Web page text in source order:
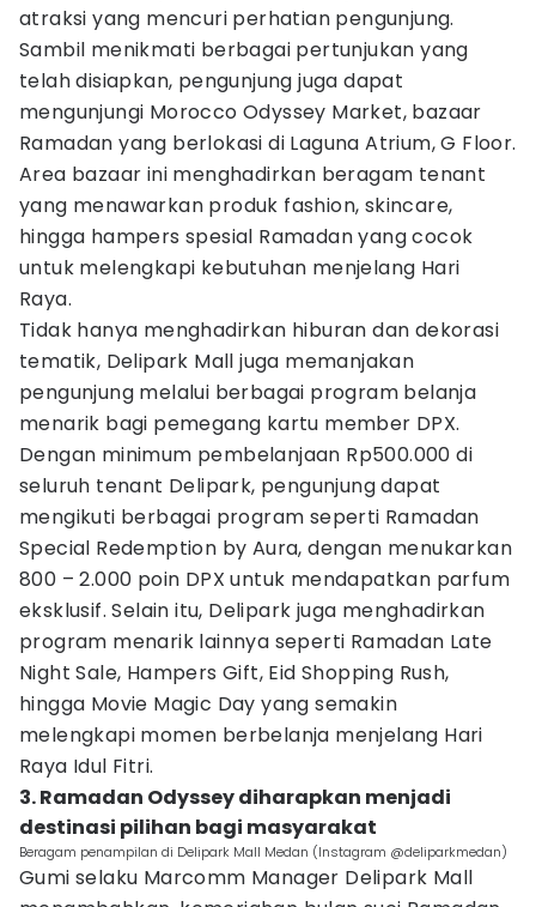
atraksi yang mencuri perhatian pengunjung.
Sambil menikmati berbagai pertunjukan yang
telah disiapkan, pengunjung juga dapat
mengunjungi Morocco Odyssey Market, bazaar
Ramadan yang berlokasi di Laguna Atrium, G Floor.
Area bazaar ini menghadirkan beragam tenant
yang menawarkan produk fashion, skincare,
hingga hampers spesial Ramadan yang cocok
untuk melengkapi kebutuhan menjelang Hari
Raya.
Tidak hanya menghadirkan hiburan dan dekorasi
tematik, Delipark Mall juga memanjakan
pengunjung melalui berbagai program belanja
menarik bagi pemegang kartu member DPX.
Dengan minimum pembelanjaan Rp500.000 di
seluruh tenant Delipark, pengunjung dapat
mengikuti berbagai program seperti Ramadan
Special Redemption by Aura, dengan menukarkan
800 – 2.000 poin DPX untuk mendapatkan parfum
eksklusif. Selain itu, Delipark juga menghadirkan
program menarik lainnya seperti Ramadan Late
Night Sale, Hampers Gift, Eid Shopping Rush,
hingga Movie Magic Day yang semakin
melengkapi momen berbelanja menjelang Hari
Raya Idul Fitri.
3. Ramadan Odyssey diharapkan menjadi
destinasi pilihan bagi masyarakat
Beragam penampilan di Delipark Mall Medan (Instagram @deliparkmedan)
Gumi selaku Marcomm Manager Delipark Mall